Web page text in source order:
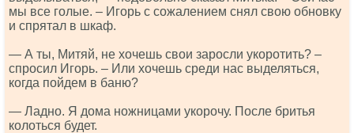
мы все голые. – Игорь с сожалением снял свою обновку
и спрятал в шкаф.
— А ты, Митяй, не хочешь свои заросли укоротить? –
спросил Игорь. – Или хочешь среди нас выделяться,
когда пойдем в баню?
— Ладно. Я дома ножницами укорочу. После бритья
колоться будет.